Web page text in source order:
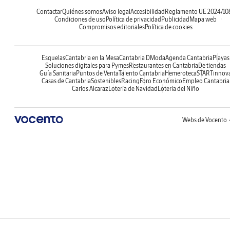
ContactarQuiénes somosAviso legalAccesibilidadReglamento UE 2024/
Condiciones de usoPolítica de privacidadPublicidadMapa web
Compromisos editorialesPolítica de cookies
EsquelasCantabria en la MesaCantabria DModaAgenda CantabriaPlayas
Soluciones digitales para PymesRestaurantes en CantabriaDe tiendas
Guía SanitariaPuntos de VentaTalento CantabriaHemeroteca
Casas de CantabriaSosteniblesRacingForo EconómicoEmpleo Cantabria
Carlos AlcarazLotería de NavidadLotería del Niño
Webs de Vocento